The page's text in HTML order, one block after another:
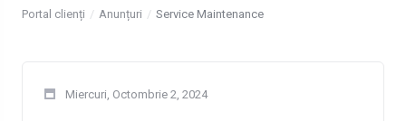
Portal clienți Anunțuri Service Maintenance
Miercuri, Octombrie 2, 2024